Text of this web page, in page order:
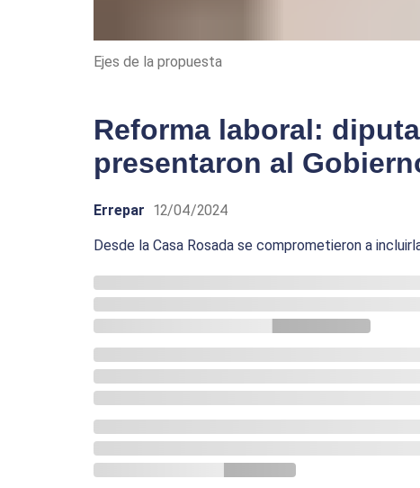
Ejes de la propuesta
Reforma laboral:
presentaron al
Errepar 12/04/2024
Desde la Casa Rosada se comprometieron a